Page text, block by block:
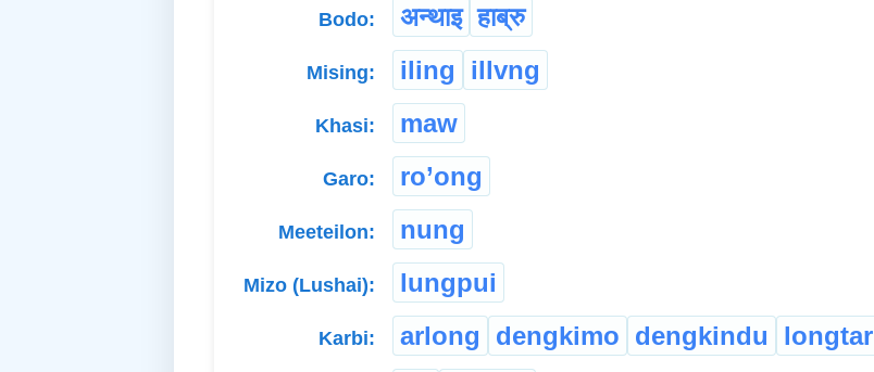
Bodo: अन्थाइ हाब्रु
Mising: iling illvng
Khasi: maw
Garo: ro’ong
Meeteilon: nung
Mizo (Lushai): lungpui
Karbi: arlong dengkimo dengkindu longtar